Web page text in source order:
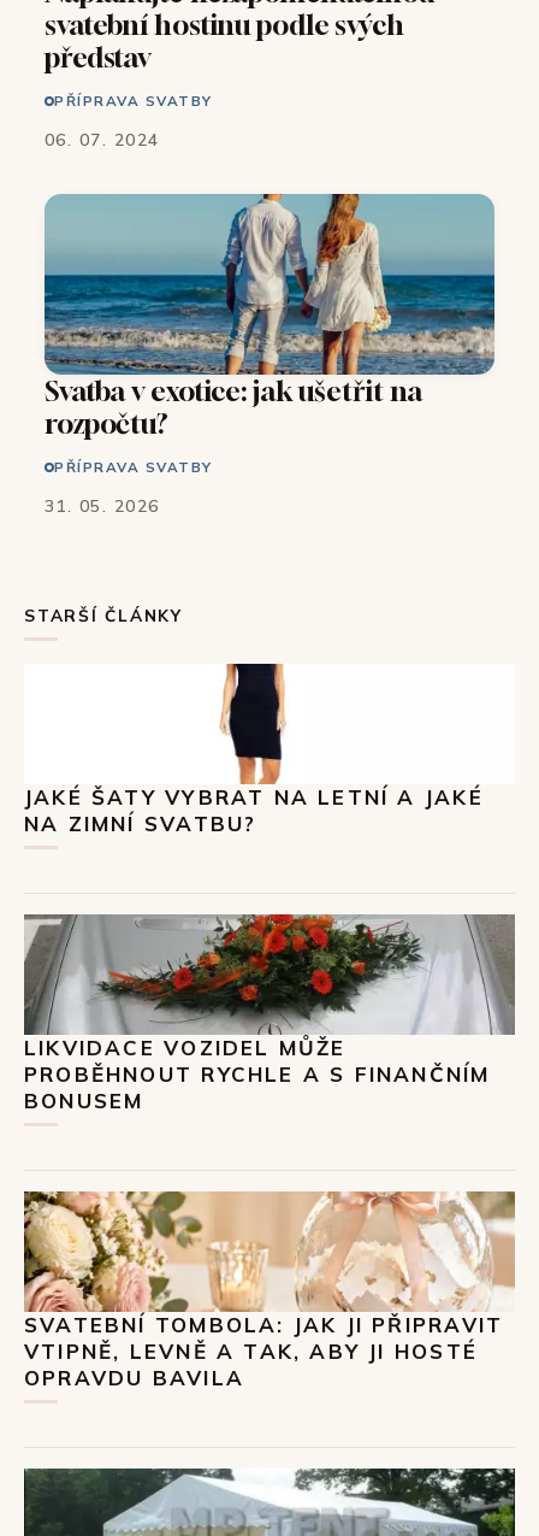
svatební hostinu podle svých
představ
PŘÍPRAVA SVATBY
06. 07. 2024
Svatba v exotice: jak ušetřit na
rozpočtu?
PŘÍPRAVA SVATBY
31. 05. 2026
STARŠÍ ČLÁNKY
JAKÉ ŠATY VYBRAT NA LETNÍ A JAKÉ
NA ZIMNÍ SVATBU?
LIKVIDACE VOZIDEL MŮŽE
PROBĚHNOUT RYCHLE A S FINANČNÍM
BONUSEM
SVATEBNÍ TOMBOLA: JAK JI PŘIPRAVIT
VTIPNĚ, LEVNĚ A TAK, ABY JI HOSTÉ
OPRAVDU BAVILA